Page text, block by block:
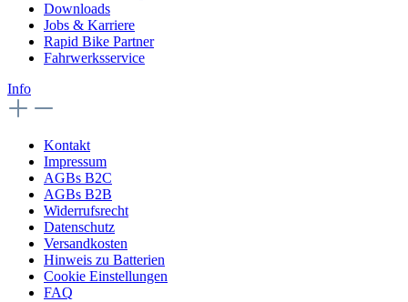
Downloads
Jobs & Karriere
Rapid Bike Partner
Fahrwerksservice
Info
Kontakt
Impressum
AGBs B2C
AGBs B2B
Widerrufsrecht
Datenschutz
Versandkosten
Hinweis zu Batterien
Cookie Einstellungen
FAQ